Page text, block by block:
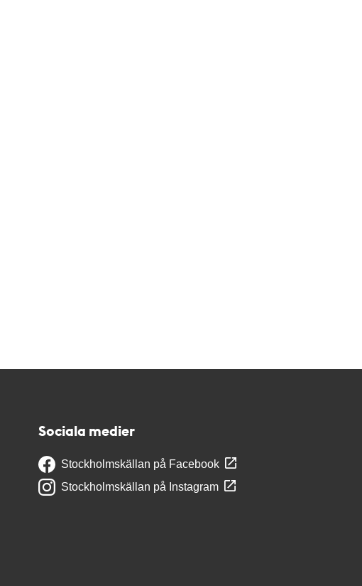
Sociala medier
Stockholmskällan på Facebook
Stockholmskällan på Instagram